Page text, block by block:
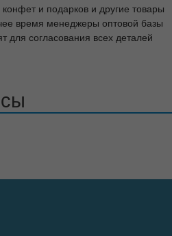
и подарков и другие товары
время менеджеры оптовой базы
для согласования всех деталей